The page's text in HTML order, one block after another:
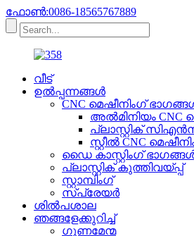
ഫോൺ:0086-18565767889
വീട്
ഉൽപ്പന്നങ്ങൾ
CNC മെഷീനിംഗ്
അൽമിനിയം CNC
പ്ലാസ്റ്റിക്
സ്റ്റീൽ CNC
ഡൈ കാസ്റ്റിംഗ്
പ്ലാസ്റ്റിക് കുത്തിവയ്പ്പ്
സ്റ്റാമ്പിംഗ്
സ്പ്രേയർ
ശിൽപശാല
ഞങ്ങളേക്കുറിച്ച്
ഗുണമേന്മ